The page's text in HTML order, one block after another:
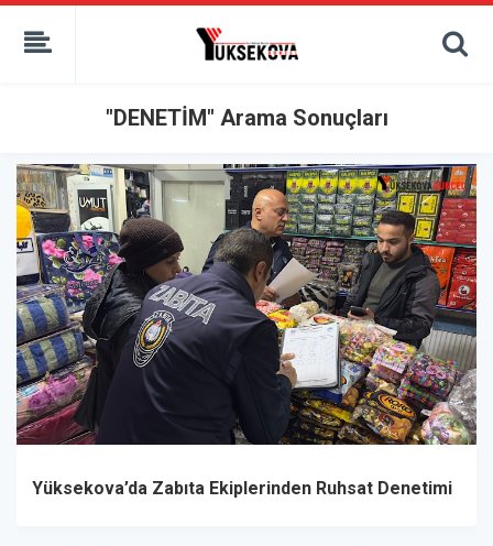
kaçak bahis
deneme bonusu
bahis siteleri
porno izle
"DENETİM" Arama Sonuçları
Yüksekova’da Zabıta Ekiplerinden Ruhsat Denetimi